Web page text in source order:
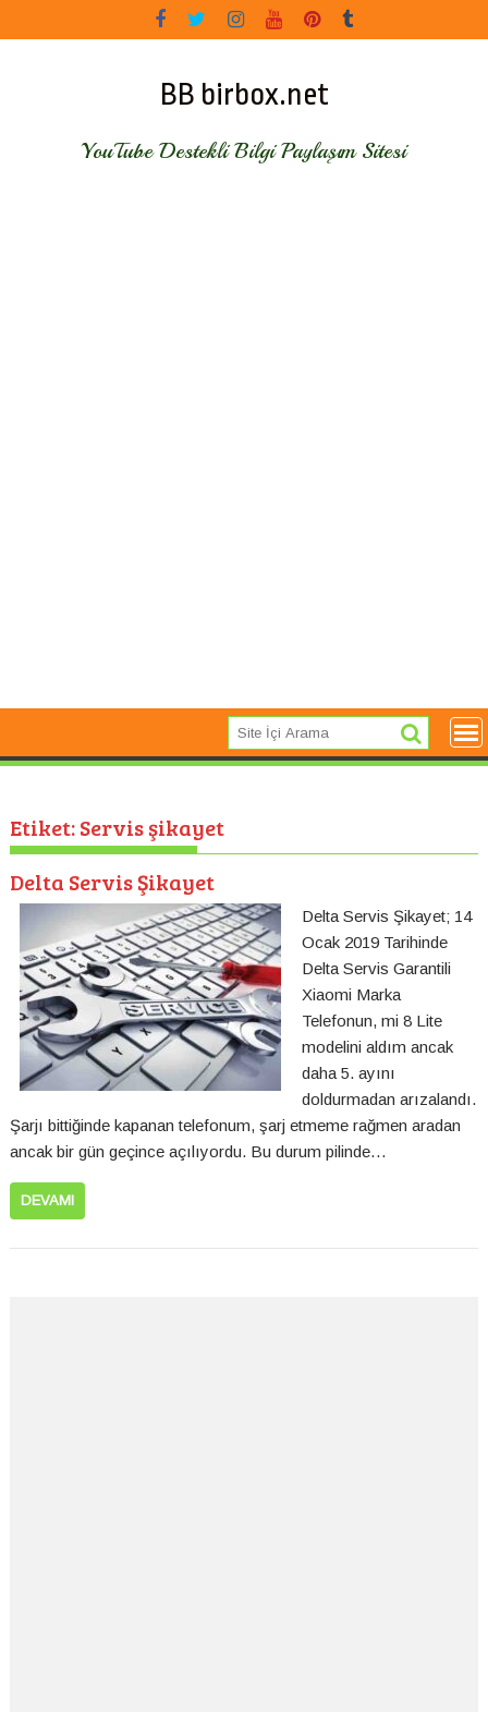
to
BB birbox.net
YouTube Destekli Bilgi Paylaşım Sitesi
Etiket:Servis şikayet
Delta Servis Şikayet
Delta Servis Şikayet; 14
Ocak 2019 Tarihinde
Delta Servis Garantili
Xiaomi Marka
Telefonun, mi 8 Lite
modelini aldım ancak
daha 5. ayını
doldurmadan arızalandı.
Şarjı bittiğinde kapanan telefonum, şarj etmeme rağmen aradan
ancak bir gün geçince açılıyordu. Bu durum pilinde…
DEVAMI